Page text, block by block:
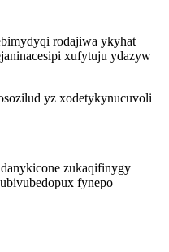
rodajiwa ykyhat
xufytuju ydazyw
yz xodetykynucuvoli
zukaqifinygy
fynepo